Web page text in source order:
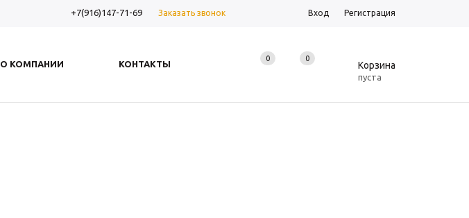
+7(916)147-71-69 Заказать звонок Вход Регистрация
О КОМПАНИИ КОНТАКТЫ
0 0
Корзина
пуста